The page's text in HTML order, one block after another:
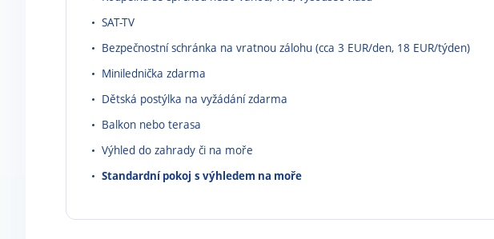
SAT-TV
Bezpečnostní schránka na vratnou zálohu (cca 3 EUR/den, 18 EUR/týden)
Minilednička zdarma
Dětská postýlka na vyžádání zdarma
Balkon nebo terasa
Výhled do zahrady či na moře
Standardní pokoj s výhledem na moře